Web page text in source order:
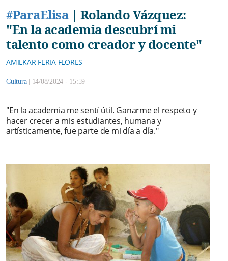
#ParaElisa| Rolando Vázquez:
"En la academia descubrí mi
talento como creador y docente"
AMILKAR FERIA FLORES
Cultura | 14/08/2024 - 15:59
"En la academia me sentí útil. Ganarme el respeto y
hacer crecer a mis estudiantes, humana y
artísticamente, fue parte de mi día a día."